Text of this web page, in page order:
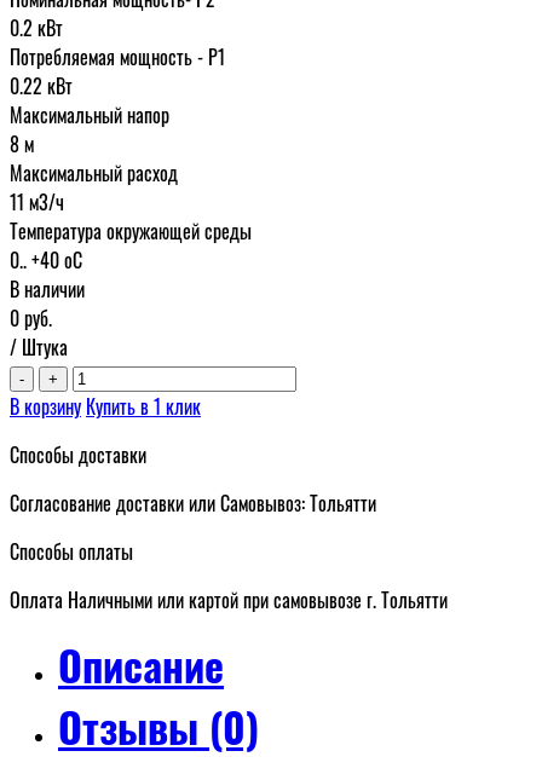
0.2 кВт
Потребляемая мощность - P1
0.22 кВт
Максимальный напор
8 м
Максимальный расход
11 м3/ч
Температура окружающей среды
0.. +40 oC
В наличии
0руб.
/ Штука
- +
В корзину Купить в 1 клик
Способы доставки
Согласование доставки или Самовывоз: Тольятти
Способы оплаты
Оплата Наличными или картой при самовывозе г. Тольятти
Описание
Отзывы (0)